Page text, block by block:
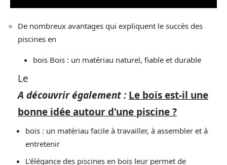
De nombreux avantages qui expliquent le succès des
piscines en
bois Bois : un matériau naturel, fiable et durable
Le
A découvrir également : Le bois est-il une
bonne idée autour d'une piscine ?
bois : un matériau facile à travailler, à assembler et à
entretenir
L’élégance des piscines en bois leur permet de